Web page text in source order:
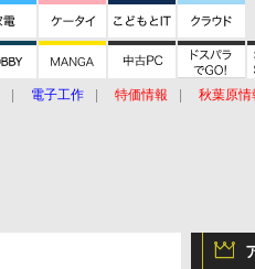
電子工作 特価情報 秋葉原情